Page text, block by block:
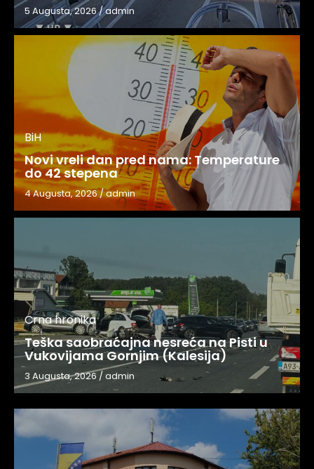
5 Augusta, 2026/admin
BiH
Novi vreli dan pred nama: Temperature
do 42 stepena
4 Augusta, 2026/admin
Crna hronika
Teška saobraćajna nesreća na Pisti u
Vukovijama Gornjim (Kalesija)
3 Augusta, 2026/admin